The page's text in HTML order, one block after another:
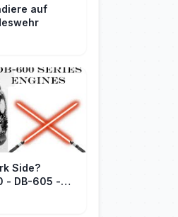
auf
Side?
- DB-605 -